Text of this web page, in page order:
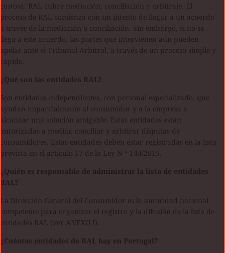
costosa. RAL cubre mediación, conciliación y arbitraje. El
proceso de RAL comienza con un intento de llegar a un acuerdo
a través de la mediación o conciliación. Sin embargo, si no se
llega a este acuerdo, las partes que intervienen aún pueden
apelar ante el Tribunal Arbitral, a través de un proceso simple y
rápido.
¿Qué son las entidades RAL?
Son entidades independientes, con personal especializado, que
ayudan imparcialmente al consumidor y a la empresa a
alcanzar una solución amigable. Estas entidades están
autorizadas a mediar, conciliar y arbitrar disputas de
consumidores. Estas entidades deben estar registradas en la lista
prevista en el artículo 17 de la Ley N ° 144/2015.
¿Quién es responsable de administrar la lista de entidades
RAL?
La Dirección General del Consumidor es la autoridad nacional
competente para organizar el registro y la difusión de la lista de
entidades RAL (ver ANEXO I).
¿Cuántas entidades de RAL hay en Portugal?